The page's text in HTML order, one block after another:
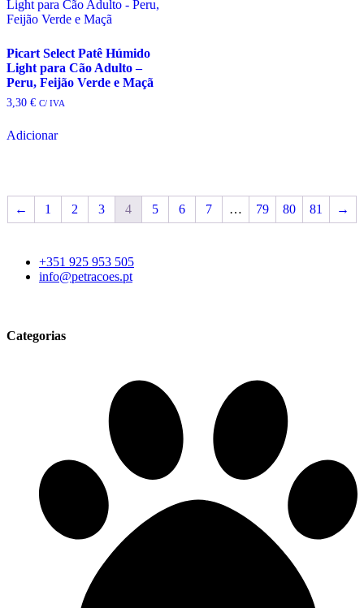
Picart Select Patê Húmido
Light para Cão Adulto –
Peru, Feijão Verde e Maçã
3,30 € C/ IVA
Adicionar
← 1 2 3 4 5 6 7 … 79 80 81 →
+351 925 953 505
info@petracoes.pt
Categorias